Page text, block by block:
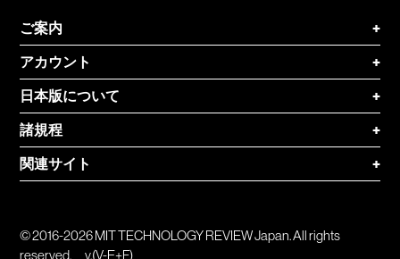
ご案内
+
アカウント
+
日本版について
+
諸規程
+
関連サイト
+
© 2016-2026 MIT TECHNOLOGY REVIEW Japan. All rights
reserved.
v.(V-E+F)